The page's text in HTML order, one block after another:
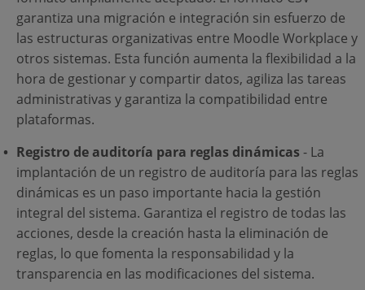
garantiza una migración e integración sin esfuerzo de
las estructuras organizativas entre Moodle Workplace y
otros sistemas. Esta función aumenta la flexibilidad a la
hora de gestionar y compartir datos, agiliza las tareas
administrativas y garantiza la compatibilidad entre
plataformas.
Registro de auditoría para reglas dinámicas- La
implantación de un registro de auditoría para las reglas
dinámicas es un paso importante hacia la gestión
integral del sistema. Garantiza el registro de todas las
acciones, desde la creación hasta la eliminación de
reglas, lo que fomenta la responsabilidad y la
transparencia en las modificaciones del sistema.